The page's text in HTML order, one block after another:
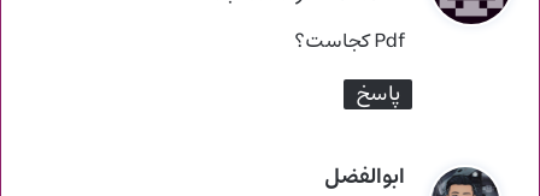
ت Pdf کجاست؟
پاسخ
ابوالفضل